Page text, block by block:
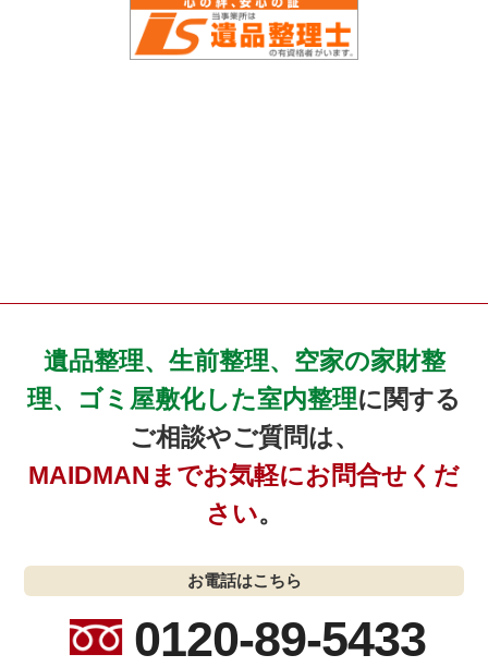
遺品整理、生前整理、空家の家財整
理、ゴミ屋敷化した室内整理に関する
ご相談やご質問は、
MAIDMANまでお気軽にお問合せくだ
さい。
お電話はこちら
0120-89-5433